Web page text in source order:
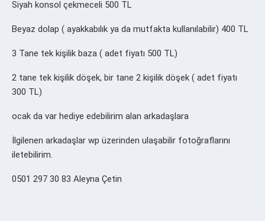
Siyah konsol çekmeceli 500 TL
Beyaz dolap ( ayakkabılık ya da mutfakta kullanılabilir) 400 TL
3 Tane tek kişilik baza ( adet fiyatı 500 TL)
2 tane tek kişilik döşek, bir tane 2 kişilik döşek ( adet fiyatı
300 TL)
ocak da var hediye edebilirim alan arkadaşlara
İlgilenen arkadaşlar wp üzerinden ulaşabilir fotoğraflarını
iletebilirim.
0501 297 30 83 Aleyna Çetin